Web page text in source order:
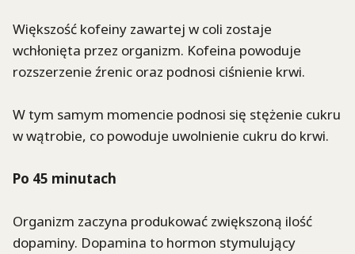
Większość kofeiny zawartej w coli zostaje
wchłonięta przez organizm. Kofeina powoduje
rozszerzenie źrenic oraz podnosi ciśnienie krwi.
W tym samym momencie podnosi się stężenie cukru
w wątrobie, co powoduje uwolnienie cukru do krwi.
Po 45 minutach
Organizm zaczyna produkować zwiększoną ilość
dopaminy. Dopamina to hormon stymulujący